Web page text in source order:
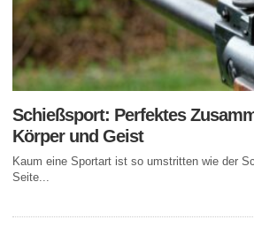
Schießsport: Perfektes
Körper und Geist
Kaum eine Sportart ist so umstritten wie der
Seite...